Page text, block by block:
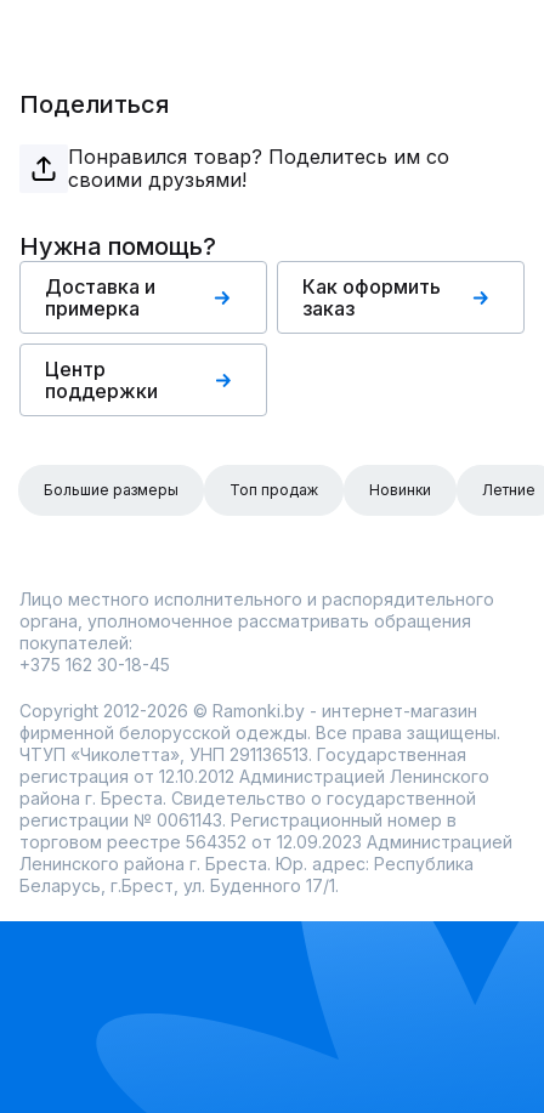
Поделиться
Понравился товар? Поделитесь им со
своими друзьями!
Нужна помощь?
Доставка и
примерка
Как оформить
заказ
Центр
поддержки
Большие размеры Топ продаж Новинки Летние
Лицо местного исполнительного и распорядительного
органа, уполномоченное рассматривать обращения
покупателей:
+375 162 30-18-45
Copyright 2012-2026 © Ramonki.by - интернет-магазин
фирменной белорусской одежды. Все права защищены.
ЧТУП «Чиколетта», УНП 291136513. Государственная
регистрация от 12.10.2012 Администрацией Ленинского
района г. Бреста. Свидетельство о государственной
регистрации № 0061143. Регистрационный номер в
торговом реестре 564352 от 12.09.2023 Администрацией
Ленинского района г. Бреста. Юр. адрес: Республика
Беларусь, г.Брест, ул. Буденного 17/1.